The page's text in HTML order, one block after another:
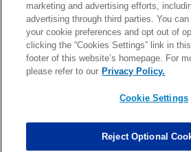
More NFL 特集
TOP お問い合わせ
PHOTO BY AP Images / PHOTO BY
marketing and advertising efforts,
advertising through third parties. You
your cookie preferences and opt out of
clicking the “Cookies Settings” link in
footer of this website’s homepage. For
please refer to our Privacy Policy.
Cookie Settings
Reject Optional